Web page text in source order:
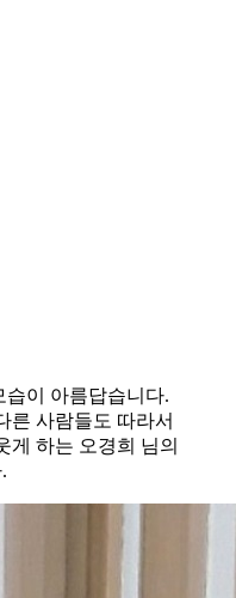
이 아름답습니다.
른 사람들도 따라서
게 하는 오경희 님의